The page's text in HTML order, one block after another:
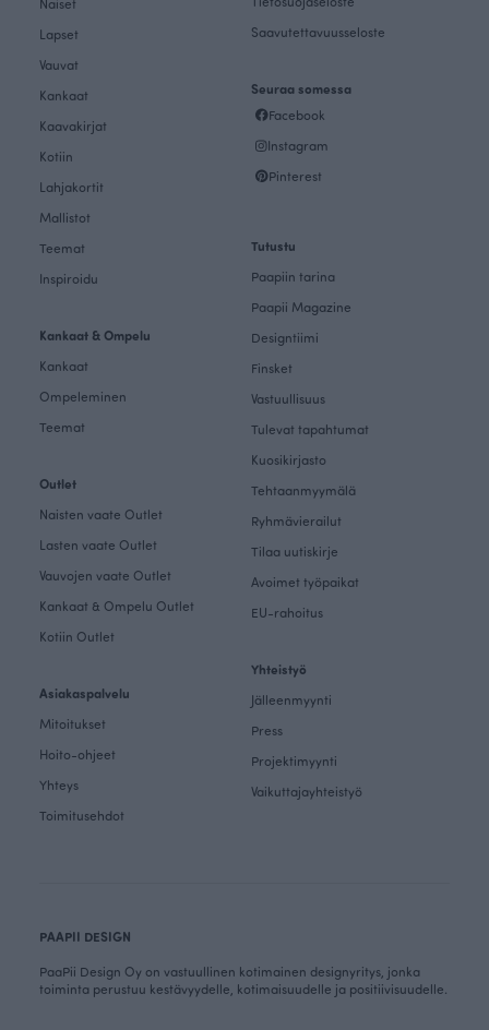
Naiset
Lapset
Vauvat
Kankaat
Kaavakirjat
Kotiin
Lahjakortit
Mallistot
Teemat
Inspiroidu
Kankaat & Ompelu
Kankaat
Ompeleminen
Teemat
Outlet
Naisten vaate Outlet
Lasten vaate Outlet
Vauvojen vaate Outlet
Kankaat & Ompelu Outlet
Kotiin Outlet
Asiakaspalvelu
Mitoitukset
Hoito-ohjeet
Yhteys
Toimitusehdot
Saavutettavuusseloste
Seuraa somessa
Facebook
Instagram
Pinterest
Tutustu
Paapiin tarina
Paapii Magazine
Designtiimi
Finsket
Vastuullisuus
Tulevat tapahtumat
Kuosikirjasto
Tehtaanmyymälä
Ryhmävierailut
Tilaa uutiskirje
Avoimet työpaikat
EU-rahoitus
Yhteistyö
Jälleenmyynti
Press
Projektimyynti
Vaikuttajayhteistyö
PAAPII DESIGN
PaaPii Design Oy on vastuullinen kotimainen designyritys, jonka
toiminta perustuu kestävyydelle, kotimaisuudelle ja positiivisuudelle.